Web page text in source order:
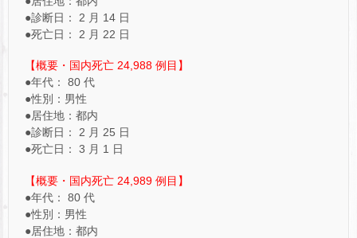
●診断日： 2 月 14 日
●死亡日： 2 月 22 日
【概要・国内死亡 24,988 例目】
●年代： 80 代
●性別：男性
●居住地：都内
●診断日： 2 月 25 日
●死亡日： 3 月 1 日
【概要・国内死亡 24,989 例目】
●年代： 80 代
●性別：男性
●居住地：都内